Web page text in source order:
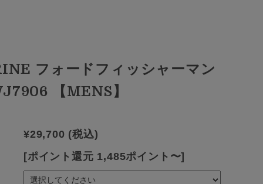
フォードフィッシャーマン
【MENS】
¥29,700 (税込)
[ポイント還元 1,485ポイント〜]